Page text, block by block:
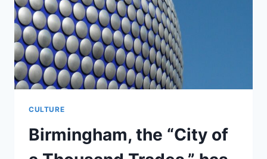
CONCERNANT
L’HORLOGERIE
TRANSMANCHE
CULTURE
Birmingham, the “City of